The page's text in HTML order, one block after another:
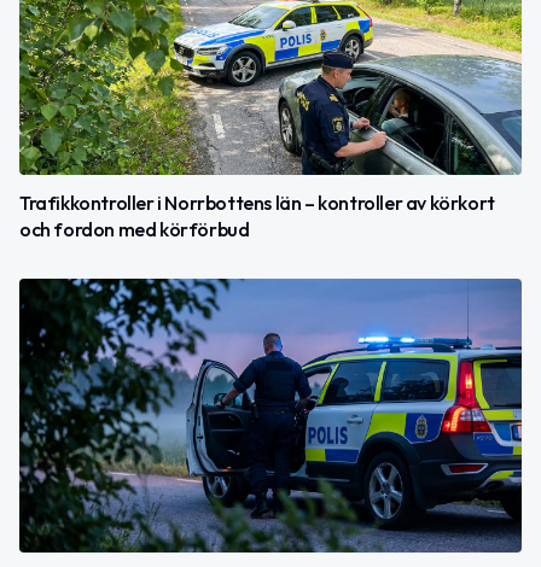
Trafikkontroller i Norrbottens län – kontroller av körkort
och fordon med körförbud